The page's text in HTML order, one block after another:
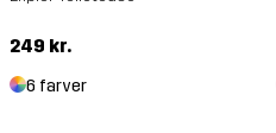
249 kr.
6 farver